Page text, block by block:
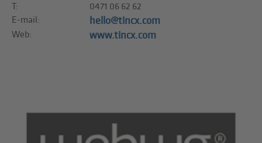
T:
0471 06 62 62
E-mail:
hello@tincx.com
Web: www.tincx.com